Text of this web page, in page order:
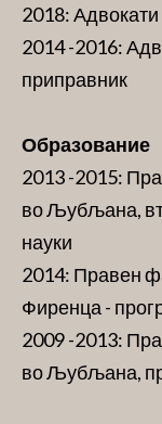
2018:
2014 -2016:
приправник
Образование
2013 -2015:
во Љубљана,
науки
2014: Правен
Фиренца -
2009 -2013:
во Љубљана,